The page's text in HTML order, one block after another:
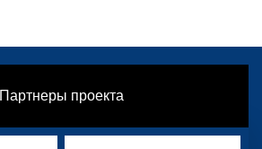
Партнеры проекта